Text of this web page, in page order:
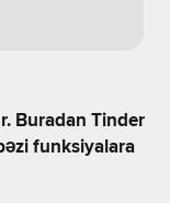
Buradan Tinder
funksiyalara